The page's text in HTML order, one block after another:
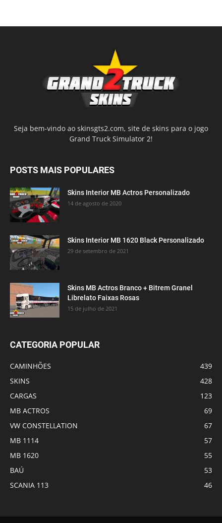
Seja bem-vindo ao skinsgts2.com, site de skins para o jogo
Grand Truck Simulator 2!
POSTS MAIS POPULARES
Skins Interior MB Actros Personalizado
14 de agosto de 2020
Skins Interior MB 1620 Black Personalizado
29 de setembro de 2021
Skins MB Actros Branco + Bitrem Granel
Librelato Faixas Rosas
15 de julho de 2021
CATEGORIA POPULAR
CAMINHÕES
439
SKINS
428
CARGAS
123
MB ACTROS
69
VW CONSTELLATION
67
MB 1114
57
MB 1620
55
BAÚ
53
SCANIA 113
46